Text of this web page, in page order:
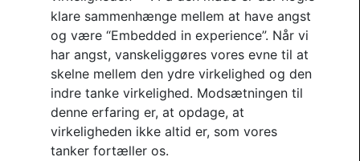
klare sammenhænge mellem at have angst
og være “Embedded in experience”. Når vi
har angst, vanskeliggøres vores evne til at
skelne mellem den ydre virkelighed og den
indre tanke virkelighed. Modsætningen til
denne erfaring er, at opdage, at
virkeligheden ikke altid er, som vores
tanker fortæller os.